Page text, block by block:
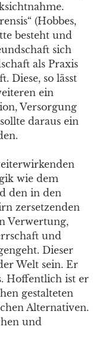
(Hobbes,
besteht und
sich
als Praxis
Diese, so lässt
ein
Versorgung
daraus ein
wie dem
den in den
zersetzenden
Verwertung,
und
Dieser
Welt sein. Er
Hoffentlich ist er
gestalteten
Alternativen.
und